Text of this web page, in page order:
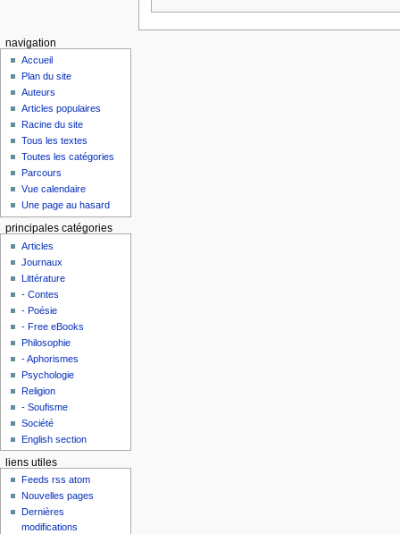
navigation
Accueil
Plan du site
Auteurs
Articles populaires
Racine du site
Tous les textes
Toutes les catégories
Parcours
Vue calendaire
Une page au hasard
principales catégories
Articles
Journaux
Littérature
- Contes
- Poésie
- Free eBooks
Philosophie
- Aphorismes
Psychologie
Religion
- Soufisme
Société
English section
liens utiles
Feeds rss atom
Nouvelles pages
Dernières
modifications